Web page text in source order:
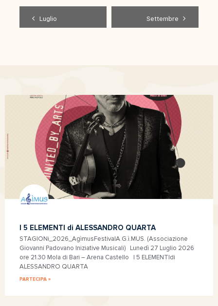
Luglio Settembre
I 5 ELEMENTI di ALESSANDRO QUARTA
STAGIONi_2026_AgìmusFestivalA.G.ì.MUS. (Associazione
Giovanni Padovano Iniziative Musicali) Lunedì 27 Luglio 2026
ore 21.30 Mola di Bari – Arena Castello I 5 ELEMENTIdi
ALESSANDRO QUARTA
PARTECIPA »